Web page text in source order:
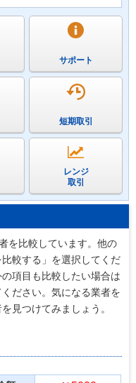
サポート
短期取引
レンジ
取引
を比較しています。他の
較する」を選択してくだ
項目も比較したい場合は
ださい。気になる業者を
見つけてみましょう。